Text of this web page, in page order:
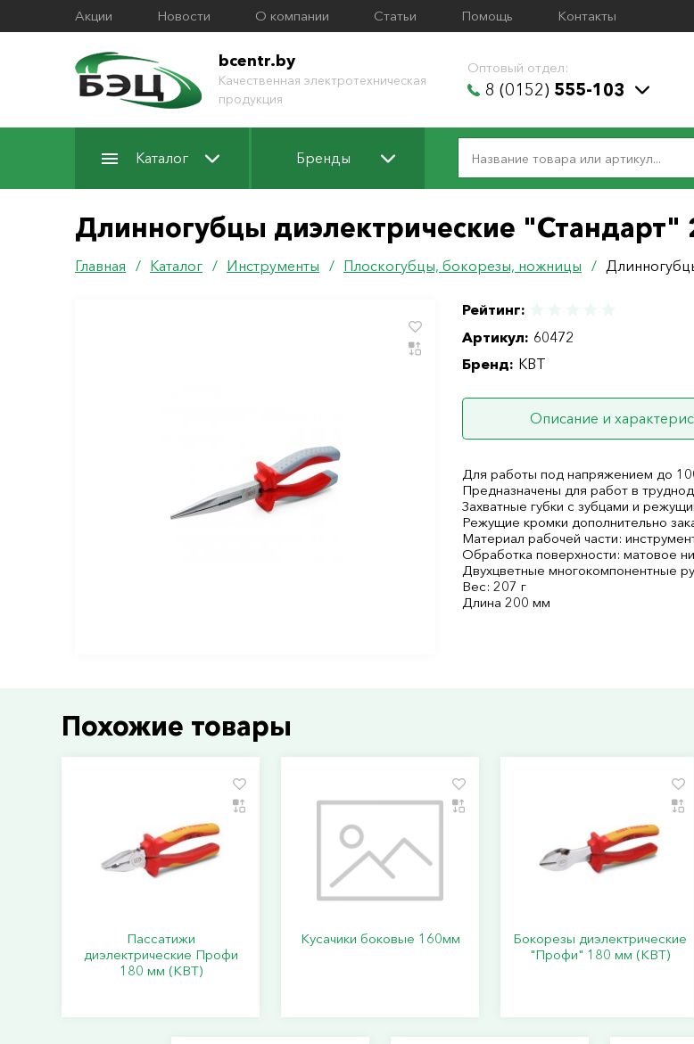
Акции Новости О компании Статьи Помощь Контакты
bcentr.by
Качественная электротехническая
продукция
Оптовый отдел:
8 (0152) 555-103
Каталог Бренды
Длинногубцы диэлектрические
Главная / Каталог / Инструменты / Плоскогубцы, бокорезы, ножницы /
Рейтинг:
Артикул: 60472
Бренд: КВТ
Описание и
Для работы под напряжением до
Предназначены для работ в
Захватные губки с зубцами и
Режущие кромки дополнительно
Материал рабочей части:
Обработка поверхности: матовое
Двухцветные многокомпонентные
Вес: 207 г
Длина 200 мм
Похожие товары
Пассатижи
диэлектрические Профи
180 мм (КВТ)
Кусачики боковые 160мм
Бокорезы диэлектрические
"Профи" 180 мм (КВТ)